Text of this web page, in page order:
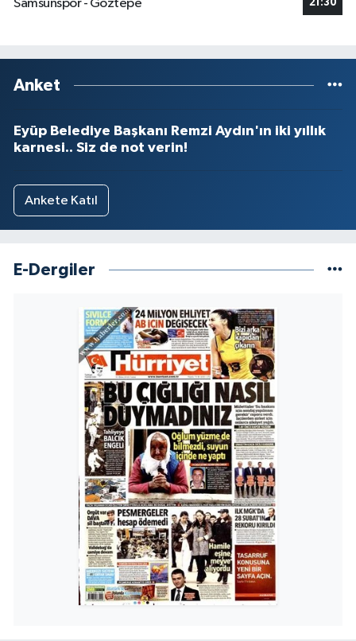
Samsunspor - Göztepe
21:30
Anket
Eyüp Belediye Başkanı Remzi Aydın'ın iki yıllık
karnesi.. Siz de not verin!
Ankete Katıl
E-Dergiler